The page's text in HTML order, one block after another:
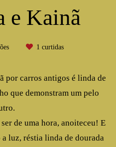
e Kainã
1 curtidas
por carros antigos é linda de
que demonstram um pelo
de uma hora, anoiteceu! E
luz, réstia linda de dourada